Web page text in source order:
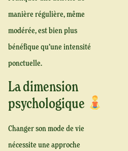
manière régulière, même
modérée, est bien plus
bénéfique qu’une intensité
ponctuelle.
La dimension
psychologique
Changer son mode de vie
nécessite une approche